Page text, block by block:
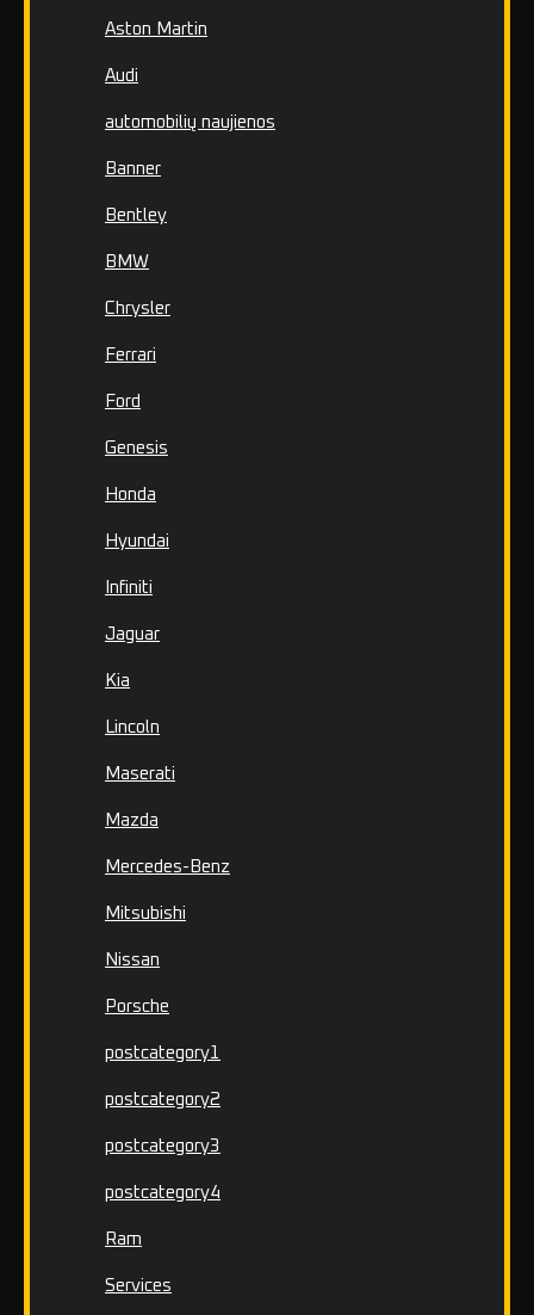
Aston Martin
Audi
automobilių naujienos
Banner
Bentley
BMW
Chrysler
Ferrari
Ford
Genesis
Honda
Hyundai
Infiniti
Jaguar
Kia
Lincoln
Maserati
Mazda
Mercedes-Benz
Mitsubishi
Nissan
Porsche
postcategory1
postcategory2
postcategory3
postcategory4
Ram
Services